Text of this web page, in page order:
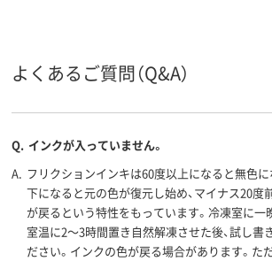
カラーグ
ピンク系
商品環境
よくあるご質問（Q&A）
Q. インクが入っていません。
A. フリクションインキは60度以上になると無色に
下になると元の色が復元し始め、マイナス20度
が戻るという特性をもっています。冷凍室に一
室温に2～3時間置き自然解凍させた後、試し書
ださい。インクの色が戻る場合があります。た